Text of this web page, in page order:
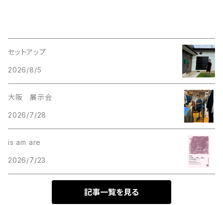
セットアップ
2026/8/5
大阪 展示会
2026/7/28
is am are
2026/7/23
記事一覧を見る